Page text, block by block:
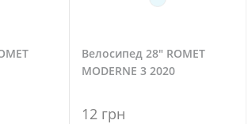
Велосипед 28" ROMET
MODERNE 3 2020
12 грн